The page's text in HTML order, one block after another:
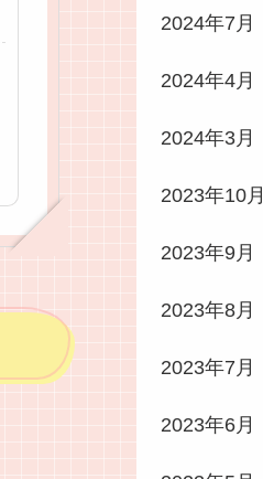
2024年7月
2024年4月
2024年3月
2023年10月
2023年9月
2023年8月
2023年7月
2023年6月